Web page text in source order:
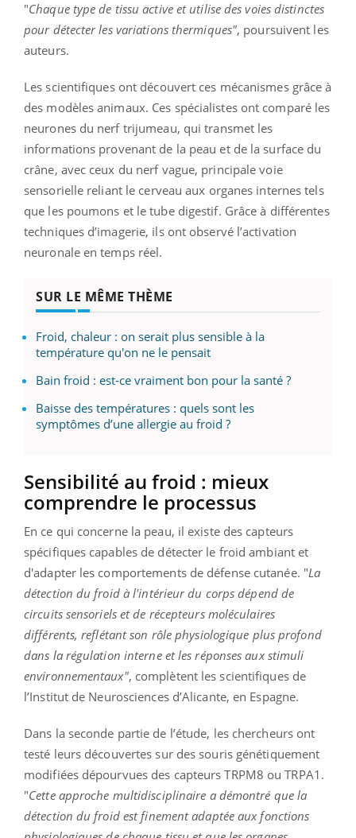
"Chaque type de tissu active et utilise des voies distinctes
pour détecter les variations thermiques", poursuivent les
auteurs.
Les scientifiques ont découvert ces mécanismes grâce à
des modèles animaux. Ces spécialistes ont comparé les
neurones du nerf trijumeau, qui transmet les
informations provenant de la peau et de la surface du
crâne, avec ceux du nerf vague, principale voie
sensorielle reliant le cerveau aux organes internes tels
que les poumons et le tube digestif. Grâce à différentes
techniques d’imagerie, ils ont observé l’activation
neuronale en temps réel.
SUR LE MÊME THÈME
Froid, chaleur : on serait plus sensible à la
température qu'on ne le pensait
Bain froid : est-ce vraiment bon pour la santé ?
Baisse des températures : quels sont les
symptômes d’une allergie au froid ?
Sensibilité au froid : mieux
comprendre le processus
En ce qui concerne la peau, il existe des capteurs
spécifiques capables de détecter le froid ambiant et
d'adapter les comportements de défense cutanée. "La
détection du froid à l'intérieur du corps dépend de
circuits sensoriels et de récepteurs moléculaires
différents, reflétant son rôle physiologique plus profond
dans la régulation interne et les réponses aux stimuli
environnementaux", complètent les scientifiques de
l’Institut de Neurosciences d’Alicante, en Espagne.
Dans la seconde partie de l’étude, les chercheurs ont
testé leurs découvertes sur des souris génétiquement
modifiées dépourvues des capteurs TRPM8 ou TRPA1.
"Cette approche multidisciplinaire a démontré que la
détection du froid est finement adaptée aux fonctions